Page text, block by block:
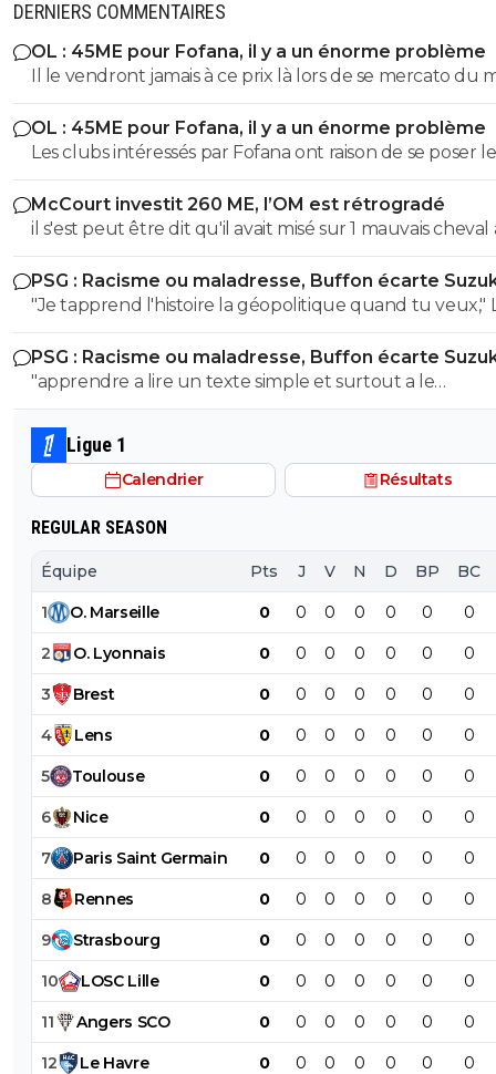
DERNIERS COMMENTAIRES
OL : 45ME pour Fofana, il y a un énorme problème
Il le vendront jamais à ce prix là lors de se mercato du
OL : 45ME pour Fofana, il y a un énorme problème
Les clubs intéressés par Fofana ont raison de se poser
bonnes questions à son sujet sur sa longue blessure. Il
évident que les clubs cités ne veulent pas prendre de
risques et s'interrogent sur sa longue blessure avant
mettre une telle somme dans ce joueur.
McCourt investit 260 ME, l’OM est rétrogradé
il s'est peut être dit qu'il avait misé sur 1 mauvais cheval
u coup
PSG : Racisme ou maladresse, Buffon écarte
"Je tapprend l'histoire la géopolitique quand tu veux," LOL
LOL LOL tu peux meme pas apprendre à un collégien
l'histoire puisque meme un élève de 3eme sait que le
nazisme c'est pas en Italie contrairement à toi l'ane du
! Ca se voit que t'es l'électeur moyen de LFI, un mec plus
bete que la moyenne et pas assez cultivé !! Tu viens de le
démontrer ici abruti ! putain tes parents t'ont fini à la
c'est pas possible....tu démontres que tu connais rien à
l'ignorant qui manque cruellement de culture veut
PSG : Racisme ou maladresse, Buffon écarte
"apprendre a lire un texte simple et surtout a le
comprendre" dixit le mec qui pensait que le nazisme
en italie mdr On sent le petit lfiste frustré ! va picoler tes 8.6 le
mongolien qui voit des fachos partout tes parents t'ont
la pisse toi c'est évident
Ligue 1
Calendrier Résultats
REGULAR SEASON
Équipe Pts J V N D BP BC
1 O. Marseille 0 0 0 0 0 0 0
2 O. Lyonnais 0 0 0 0 0 0 0
3 Brest 0 0 0 0 0 0 0
4 Lens 0 0 0 0 0 0 0
5 Toulouse 0 0 0 0 0 0 0
6 Nice 0 0 0 0 0 0 0
7 Paris Saint Germain 0 0 0 0 0 0 0
8 Rennes 0 0 0 0 0 0 0
9 Strasbourg 0 0 0 0 0 0 0
10 LOSC Lille 0 0 0 0 0 0 0
11 Angers SCO 0 0 0 0 0 0 0
12 Le Havre 0 0 0 0 0 0 0